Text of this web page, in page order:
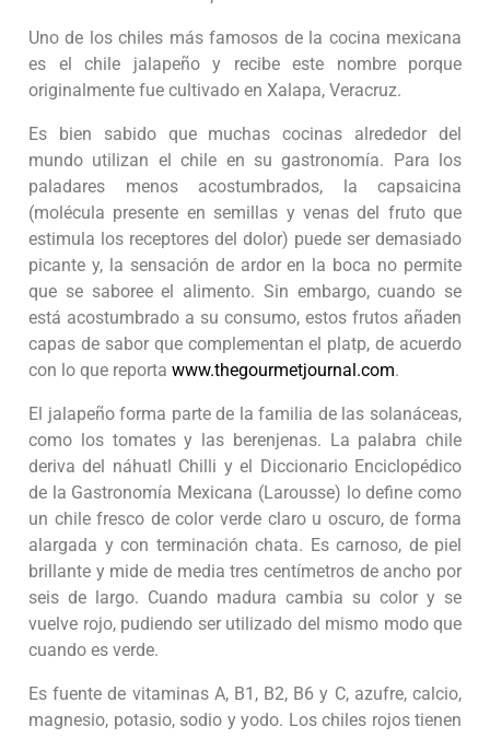
Uno de los chiles más famosos de la cocina mexicana
es el chile jalapeño y recibe este nombre porque
originalmente fue cultivado en Xalapa, Veracruz.
Es bien sabido que muchas cocinas alrededor del
mundo utilizan el chile en su gastronomía. Para los
paladares menos acostumbrados, la capsaicina
(molécula presente en semillas y venas del fruto que
estimula los receptores del dolor) puede ser demasiado
picante y, la sensación de ardor en la boca no permite
que se saboree el alimento. Sin embargo, cuando se
está acostumbrado a su consumo, estos frutos añaden
capas de sabor que complementan el platp, de acuerdo
con lo que reporta www.thegourmetjournal.com.
El jalapeño forma parte de la familia de las solanáceas,
como los tomates y las berenjenas. La palabra chile
deriva del náhuatl Chilli y el Diccionario Enciclopédico
de la Gastronomía Mexicana (Larousse) lo define como
un chile fresco de color verde claro u oscuro, de forma
alargada y con terminación chata. Es carnoso, de piel
brillante y mide de media tres centímetros de ancho por
seis de largo. Cuando madura cambia su color y se
vuelve rojo, pudiendo ser utilizado del mismo modo que
cuando es verde.
Es fuente de vitaminas A, B1, B2, B6 y C, azufre, calcio,
magnesio, potasio, sodio y yodo. Los chiles rojos tienen